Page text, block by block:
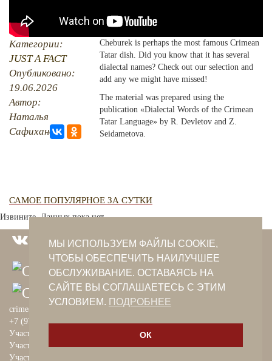
DISAPPEARED VILLAGES
HERITAGE
JUST A FACT
PHOTO ARCHAIVE
THE DATE
CRIMEAN MOSQUES
EVENTS
STUDIING ISLAM
COOKING
BLOGGING
RU
Категории:
JUST A FACT
Опубликовано:
19.06.2026
Автор:
Наталья
Сафиханова
Cheburek is perhaps the most famous Crimean
Tatar dish. Did you know that it has several
dialectal names? Check out our selection and
add any we might have missed!
The material was prepared using the
publication «Dialectal Words of the Crimean
Tatar Language» by R. Devletov and Z.
Seidametova.
САМОЕ ПОПУЛЯРНОЕ ЗА СУТКИ
Извините. Данных пока нет.
crimeantatars@qaradeniz.com
+7 (978) 208-56-55
Участие в проекте Khalide Fashion
Участие в проекте Сanli Ses
Участие в крымскотатарской книжной ярмарке
МЫ ИСПОЛЬЗУЕМ ФАЙЛЫ COOKIE,
ЧТОБЫ ОБЕСПЕЧИТЬ НАИЛУЧШЕЕ
ОБСЛУЖИВАНИЕ. ОСТАВАЯСЬ НА
САЙТЕ ВЫ СОГЛАШАЕТЕСЬ С ЭТИМ
УСЛОВИЕМ. ПОДРОБНЕЕ
ОК